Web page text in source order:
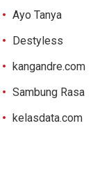
Ayo Tanya
Destyless
kangandre.com
Sambung Rasa
kelasdata.com